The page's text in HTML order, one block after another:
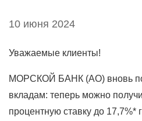
10 июня 2024
Уважаемые клиенты!
МОРСКОЙ БАНК (АО) вновь
вкладам: теперь можно
процентную ставку до 17,7%*